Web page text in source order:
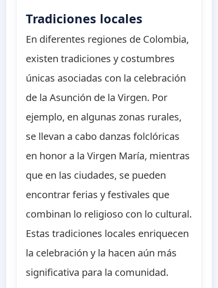
Tradiciones locales
En diferentes regiones de Colombia,
existen tradiciones y costumbres
únicas asociadas con la celebración
de la Asunción de la Virgen. Por
ejemplo, en algunas zonas rurales,
se llevan a cabo danzas folclóricas
en honor a la Virgen María, mientras
que en las ciudades, se pueden
encontrar ferias y festivales que
combinan lo religioso con lo cultural.
Estas tradiciones locales enriquecen
la celebración y la hacen aún más
significativa para la comunidad.